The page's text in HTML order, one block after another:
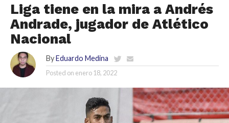
Liga tiene en la mira a Andrés
Andrade, jugador de Atlético
Nacional
By Eduardo Medina
Posted on enero 18, 2022